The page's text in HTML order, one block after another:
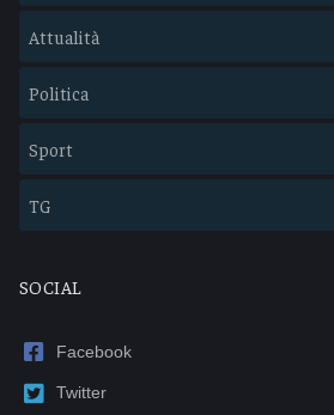
Attualità
Politica
Sport
TG
SOCIAL
Facebook
Twitter